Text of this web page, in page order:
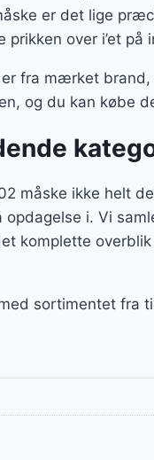
er det lige
over i’et på
fra mærket
og du kan købe
måske ikke helt
i. Vi
komplette
sortimentet fra